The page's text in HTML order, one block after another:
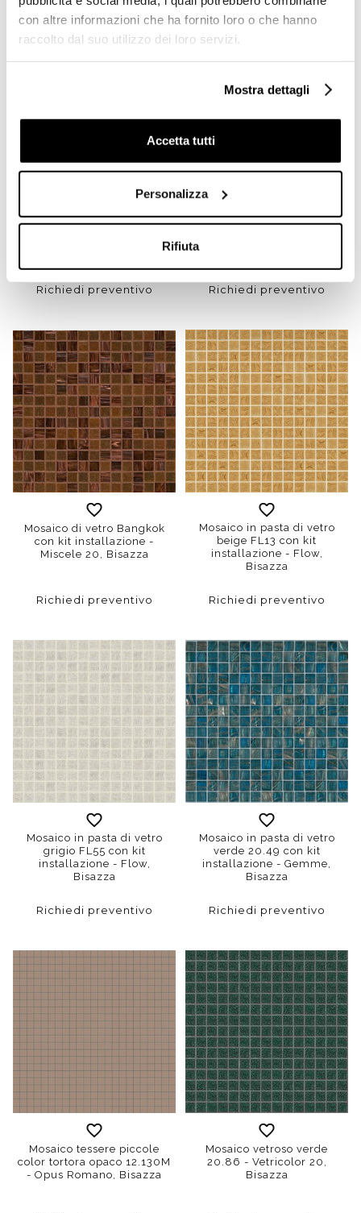
con altre informazioni che ha fornito loro o che hanno
raccolto dal suo utilizzo dei loro servizi.
Mostra dettagli
Accetta tutti
Personalizza
Rifiuta
Mosaico a tessere 12x12mm
Richiedi preventivo
Mosaico di vetro Bahamas
Richiedi preventivo
Mosaico di vetro Bangkok
con kit installazione -
Miscele 20, Bisazza
Richiedi preventivo
Mosaico in pasta di vetro
beige FL13 con kit
installazione - Flow,
Bisazza
Richiedi preventivo
Mosaico in pasta di vetro
grigio FL55 con kit
installazione - Flow,
Bisazza
Richiedi preventivo
Mosaico in pasta di vetro
verde 20.49 con kit
installazione - Gemme,
Bisazza
Richiedi preventivo
Mosaico tessere piccole
color tortora opaco 12.130M
- Opus Romano, Bisazza
Mosaico vetroso verde
20.86 - Vetricolor 20,
Bisazza